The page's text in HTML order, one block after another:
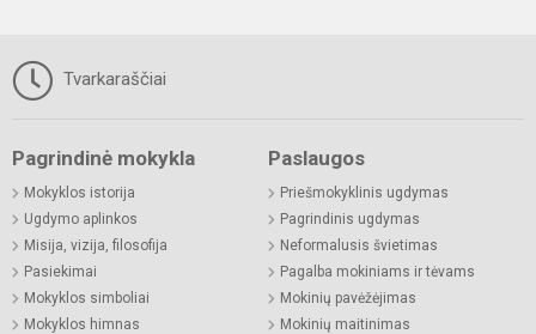
Tvarkaraščiai
Pagrindinė mokykla
Mokyklos istorija
Ugdymo aplinkos
Misija, vizija, filosofija
Pasiekimai
Mokyklos simboliai
Mokyklos himnas
Paslaugos
Priešmokyklinis ugdymas
Pagrindinis ugdymas
Neformalusis švietimas
Pagalba mokiniams ir tėvams
Mokinių pavėžėjimas
Mokinių maitinimas